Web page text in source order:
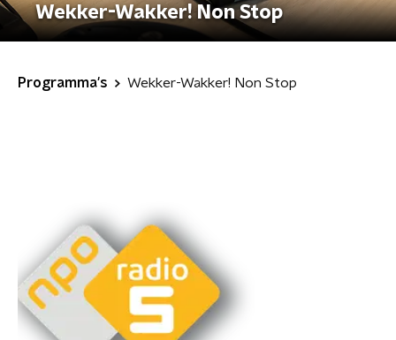
Wekker-Wakker! Non Stop
Programma's Wekker-Wakker! Non Stop